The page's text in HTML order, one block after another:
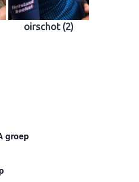
oirschot (2)
groep